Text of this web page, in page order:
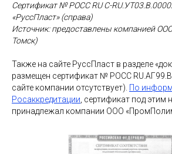
Сертификат № РОСС RU С-
«РуссПласт» (справа)
Источник: предоставлены компанией ООО
Томск)
Также на сайте РуссПласт в разделе
размещен сертификат № РОСС
сайте компании отсутствует). По
Росаккредитации, сертификат под этим
принадлежал компании ООО